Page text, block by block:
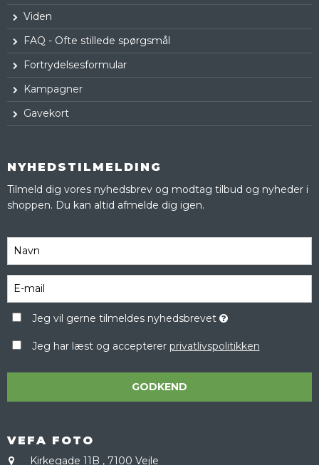
Viden
FAQ - Ofte stillede spørgsmål
Fortrydelsesformular
Kampagner
Gavekort
NYHEDSTILMELDING
Tilmeld dig vores nyhedsbrev og modtag tilbud og nyheder i
shoppen. Du kan altid afmelde dig igen.
Jeg vil gerne tilmeldes nyhedsbrevet
Jeg har læst og accepterer privatlivspolitikken
GODKEND
VEFA FOTO
Kirkegade 11B , 7100 Vejle